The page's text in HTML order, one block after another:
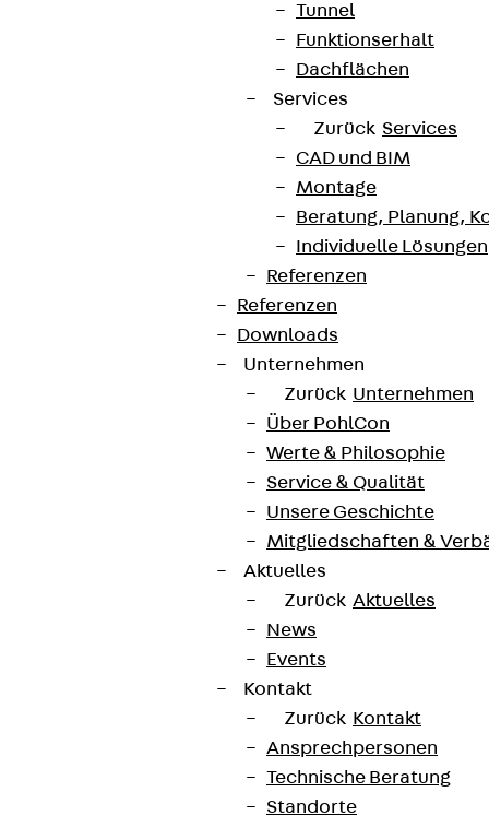
Tunnel
Funktionserhalt
Dachflächen
Services
Zurück Services
CAD und BIM
Montage
Beratung, Planung,
Individuelle Lösungen
Referenzen
Referenzen
Downloads
Unternehmen
Zurück Unternehmen
Über PohlCon
Werte & Philosophie
Service & Qualität
Unsere Geschichte
Mitgliedschaften &
Aktuelles
Zurück Aktuelles
News
Events
Kontakt
Zurück Kontakt
Ansprechpersonen
Technische Beratung
Standorte